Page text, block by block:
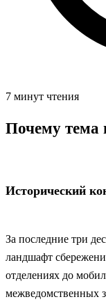
7 минут чтения
Почему тема
Исторический
За последние три
ландшафт
отделениях до
межведомственных